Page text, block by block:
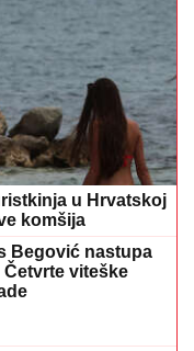
u Hrvatskoj
komšija
Begović nastupa
Četvrte viteške